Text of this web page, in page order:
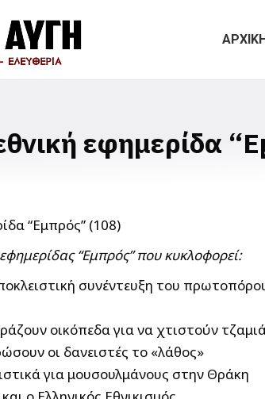
εφημερίδα
“Εμπρός” που κυκλοφορεί:
συνέντευξη του
οικόπεδα για να χτιστούν
οι δανειστές το «λάθος»
για μουσουλμάνους στην Θράκη